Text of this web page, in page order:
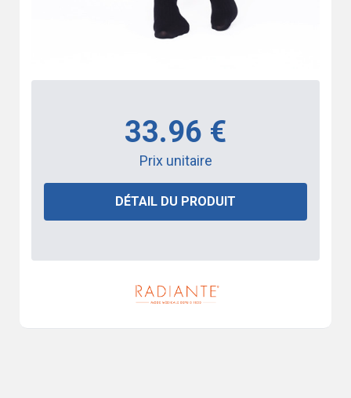
33.96 €
Prix unitaire
DÉTAIL DU PRODUIT